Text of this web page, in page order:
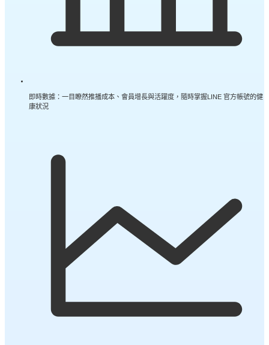
即時數據：一目瞭然推播成本、會員增長與活躍度，隨時掌握LINE 官方帳號的健
康狀況